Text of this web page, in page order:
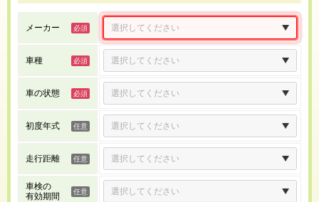
メーカー
車種
車の状態
初度年式
走行距離
車検の
有効期間